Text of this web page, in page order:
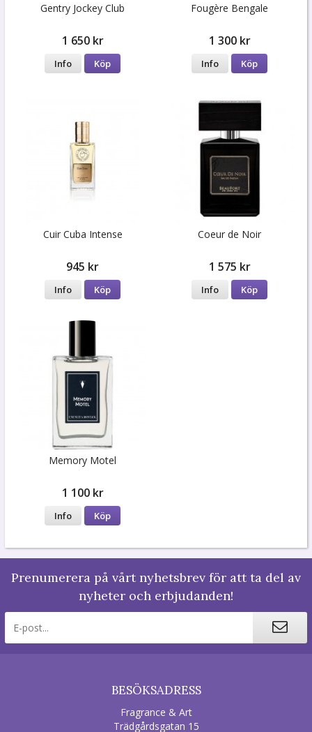
Gentry Jockey Club
1 650 kr
Info Köp
Fougère Bengale
1 300 kr
Info Köp
Cuir Cuba Intense
945 kr
Info Köp
Coeur de Noir
1 575 kr
Info Köp
Memory Motel
1 100 kr
Info Köp
Prenumerera på vårt nyhetsbrev för att ta del av
nyheter och erbjudanden!
BESÖKSADRESS
Fragrance & Art
Trädgårdsgatan 15